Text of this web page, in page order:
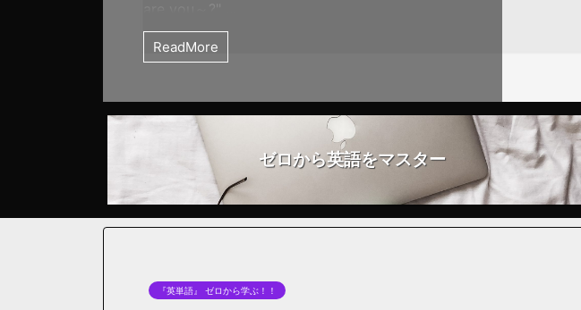
ReadMore
ゼロから英語をマスター
『英単語』 ゼロから学ぶ！！